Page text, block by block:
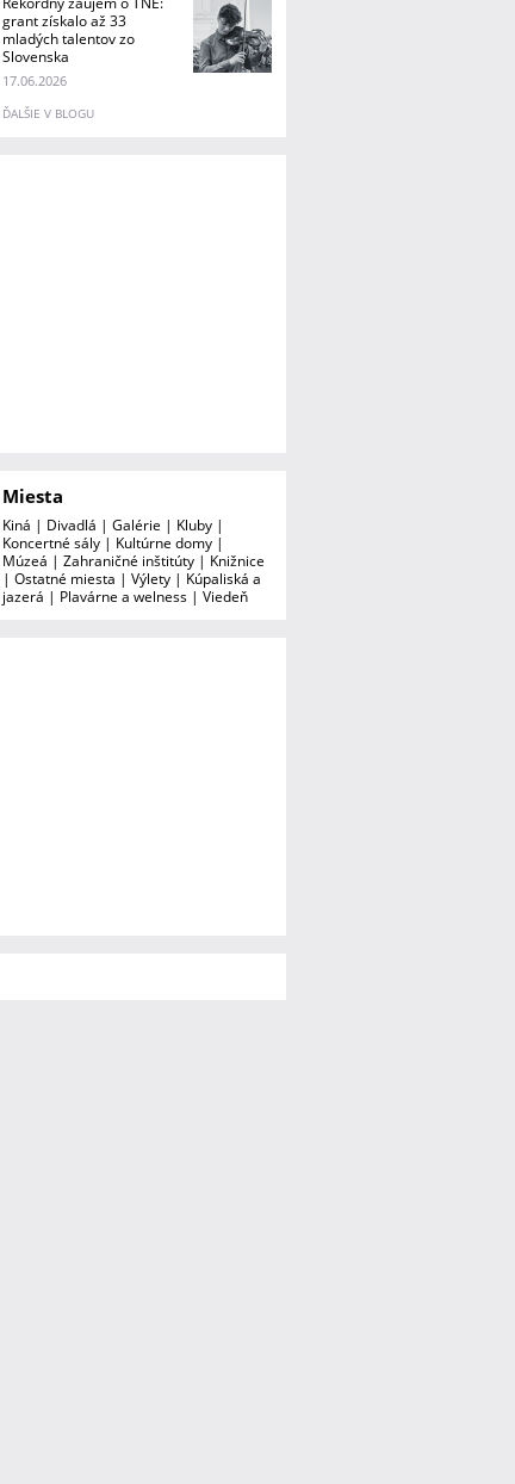
grant získalo až 33
mladých talentov zo
Slovenska
17.06.2026
ĎALŠIE V BLOGU
Miesta
Kiná | Divadlá | Galérie | Kluby |
Koncertné sály | Kultúrne domy |
Múzeá | Zahraničné inštitúty | Knižnice
| Ostatné miesta | Výlety | Kúpaliská a
jazerá | Plavárne a welness | Viedeň